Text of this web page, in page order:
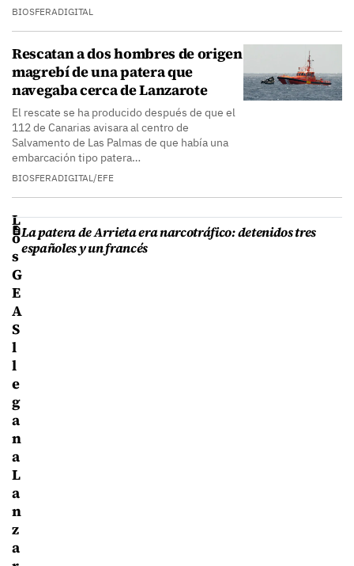
BIOSFERADIGITAL
Rescatan a dos hombres de origen
magrebí de una patera que
navegaba cerca de Lanzarote
El rescate se ha producido después de que el
112 de Canarias avisara al centro de
Salvamento de Las Palmas de que había una
embarcación tipo patera…
BIOSFERADIGITAL/EFE
L
o
s
G
E
A
S
l
l
e
g
a
n
a
L
a
n
z
a
La patera de Arrieta era narcotráfico: detenidos tres
españoles y un francés